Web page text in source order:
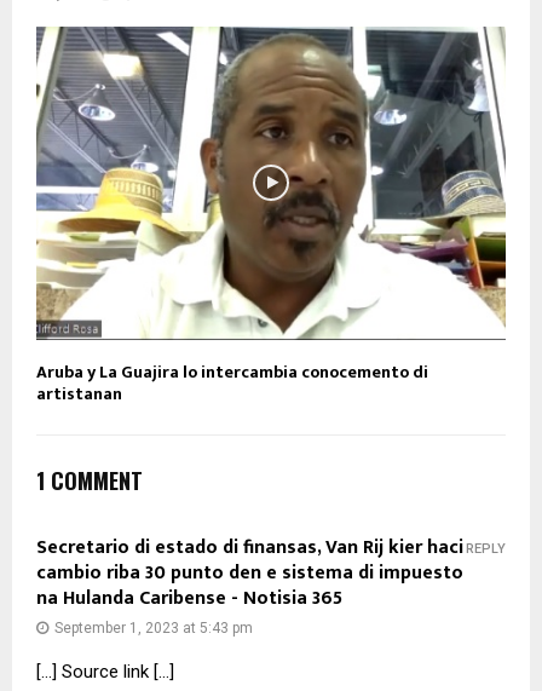
Aruba y La Guajira lo intercambia conocemento di
artistanan
1 COMMENT
Secretario di estado di finansas, Van Rij kier haci
cambio riba 30 punto den e sistema di impuesto
na Hulanda Caribense - Notisia 365
September 1, 2023 at 5:43 pm
[…] Source link […]
REPLY